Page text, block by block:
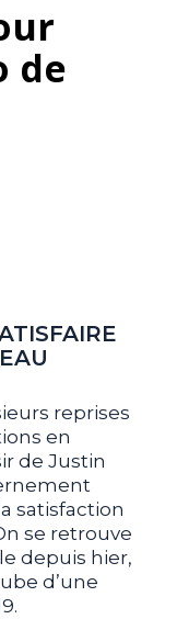
de
reprises
en
de Justin
satisfaction
se retrouve
depuis hier,
d’une